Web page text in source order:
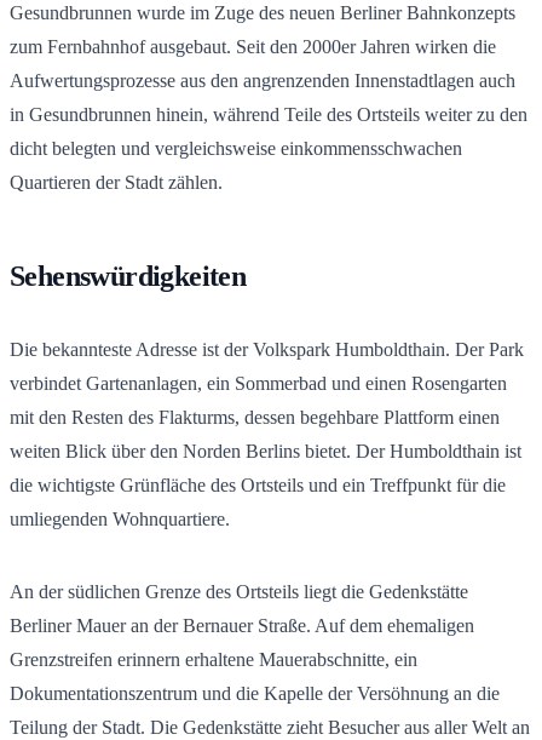
Gesundbrunnen wurde im Zuge des neuen Berliner Bahnkonzepts
zum Fernbahnhof ausgebaut. Seit den 2000er Jahren wirken die
Aufwertungsprozesse aus den angrenzenden Innenstadtlagen auch
in Gesundbrunnen hinein, während Teile des Ortsteils weiter zu den
dicht belegten und vergleichsweise einkommensschwachen
Quartieren der Stadt zählen.
Sehenswürdigkeiten
Die bekannteste Adresse ist der Volkspark Humboldthain. Der Park
verbindet Gartenanlagen, ein Sommerbad und einen Rosengarten
mit den Resten des Flakturms, dessen begehbare Plattform einen
weiten Blick über den Norden Berlins bietet. Der Humboldthain ist
die wichtigste Grünfläche des Ortsteils und ein Treffpunkt für die
umliegenden Wohnquartiere.
An der südlichen Grenze des Ortsteils liegt die Gedenkstätte
Berliner Mauer an der Bernauer Straße. Auf dem ehemaligen
Grenzstreifen erinnern erhaltene Mauerabschnitte, ein
Dokumentationszentrum und die Kapelle der Versöhnung an die
Teilung der Stadt. Die Gedenkstätte zieht Besucher aus aller Welt an